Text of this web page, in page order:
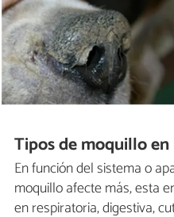
Tipos de moquillo
En función del sistema o
moquillo afecte más, esta
en respiratoria, digestiva,